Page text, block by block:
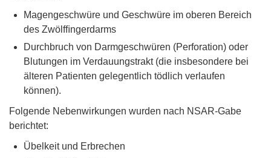
Magengeschwüre und Geschwüre im oberen Bereich
des Zwölfﬁngerdarms
Durchbruch von Darmgeschwüren (Perforation) oder
Blutungen im Verdauungstrakt (die insbesondere bei
älteren Patienten gelegentlich tödlich verlaufen
können).
Folgende Nebenwirkungen wurden nach NSAR-Gabe
berichtet:
Übelkeit und Erbrechen